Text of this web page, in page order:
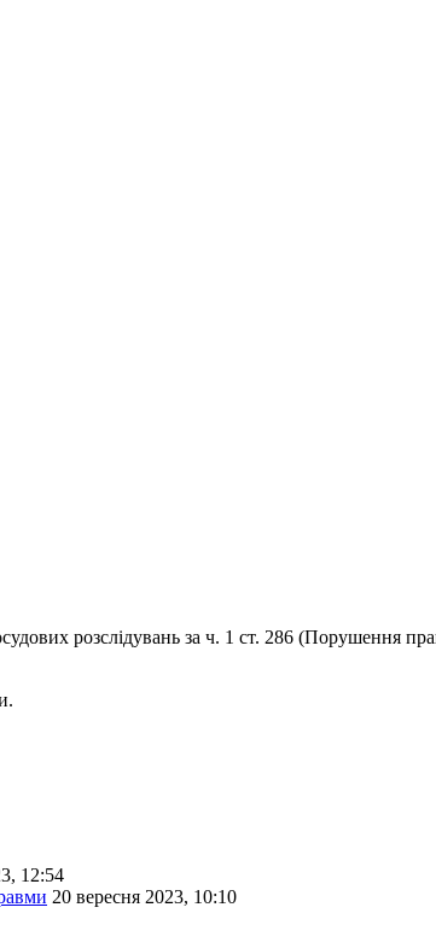
розслідувань за ч. 1 ст. 286 (Порушення
12:54
20 вересня 2023, 10:10